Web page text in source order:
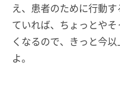
え、患者のために行動
ていれば、ちょっとや
くなるので、きっと今
よ。